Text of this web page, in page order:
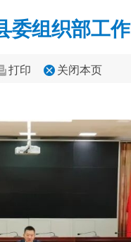
委组织部工作
打印 关闭本页